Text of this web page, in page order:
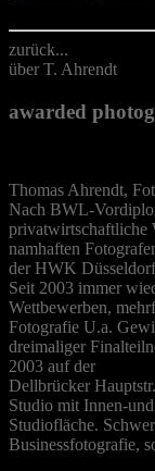
zurück...
über T. Ahrendt
awarded
Thomas Ahrendt,
Nach BWL-
privatwirtschaftliche
namhaften
der HWK
Seit 2003 immer
Wettbewerben,
Fotografie U.a.
dreimaliger
2003 auf der
Dellbrücker
Studio mit Innen-
Studiofläche.
Businessfotografie,